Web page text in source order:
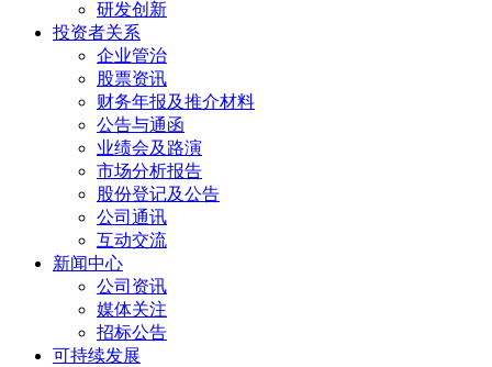
研发创新
投资者关系
企业管治
股票资讯
财务年报及推介材料
公告与通函
业绩会及路演
市场分析报告
股份登记及公告
公司通讯
互动交流
新闻中心
公司资讯
媒体关注
招标公告
可持续发展